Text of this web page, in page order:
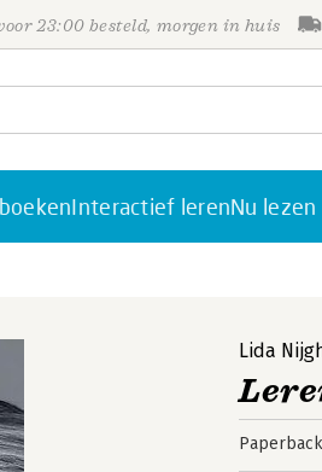
23:00 besteld, morgen in huis
Interactief lerenNu lezen
Lida
Paperback